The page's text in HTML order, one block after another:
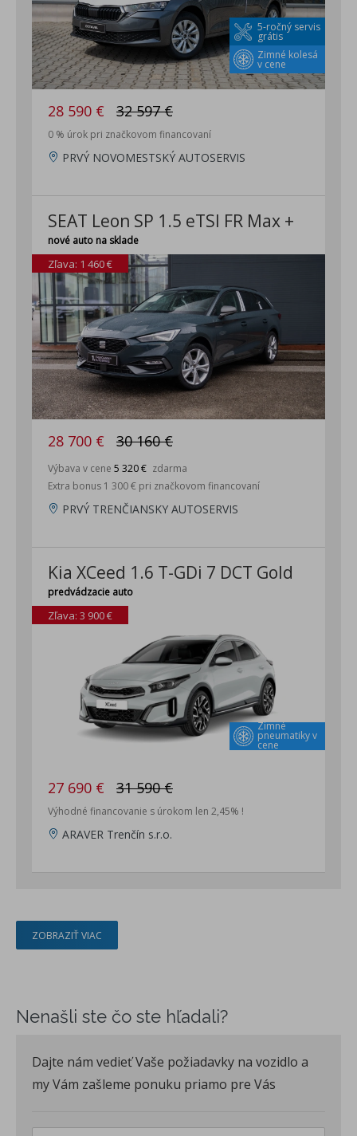
Zimné kolesá
v cene
5-ročný servis
grátis
28 590 € 32 597 €
0 % úrok pri značkovom financovaní
PRVÝ NOVOMESTSKÝ AUTOSERVIS
SEAT Leon SP 1.5 eTSI FR Max +
nové auto na sklade
Zľava: 1 460 €
28 700 € 30 160 €
Výbava v cene 5 320 € zdarma
Extra bonus 1 300 € pri značkovom financovaní
PRVÝ TRENČIANSKY AUTOSERVIS
Kia XCeed 1.6 T-GDi 7 DCT Gold
predvádzacie auto
Zimné
pneumatiky v
cene
Zľava: 3 900 €
27 690 € 31 590 €
Výhodné financovanie s úrokom len 2,45% !
ARAVER Trenčín s.r.o.
ZOBRAZIŤ VIAC
Nenašli ste čo ste hľadali?
Dajte nám vedieť Vaše požiadavky na vozidlo a
my Vám zašleme ponuku priamo pre Vás